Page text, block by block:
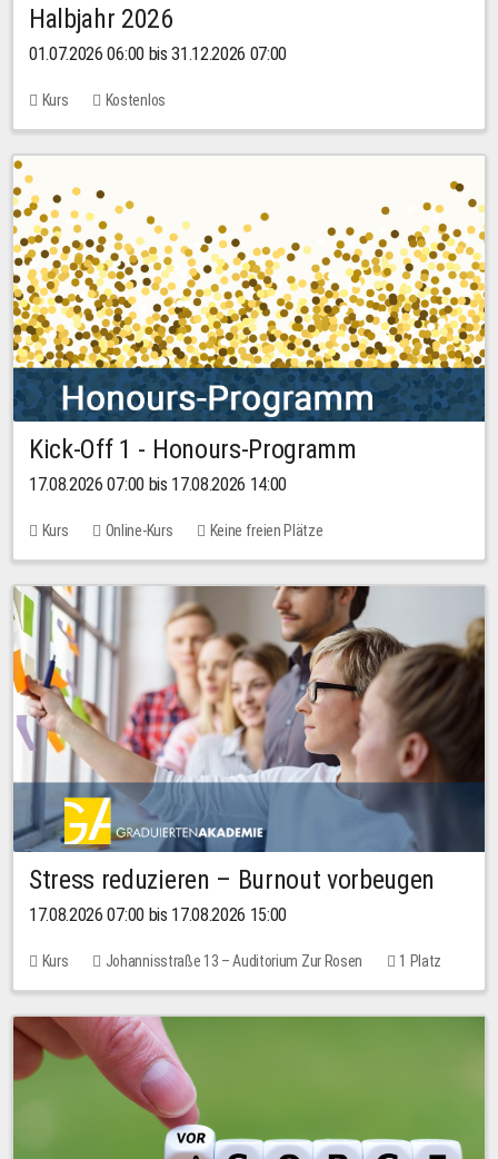
Halbjahr 2026
01.07.2026 06:00 bis 31.12.2026 07:00
Kurs Kostenlos
Kick-Off 1 - Honours-Programm
17.08.2026 07:00 bis 17.08.2026 14:00
Kurs Online-Kurs Keine freien Plätze
Stress reduzieren – Burnout vorbeugen
17.08.2026 07:00 bis 17.08.2026 15:00
Kurs Johannisstraße 13 – Auditorium Zur Rosen
1 Platz
10,00 EUR